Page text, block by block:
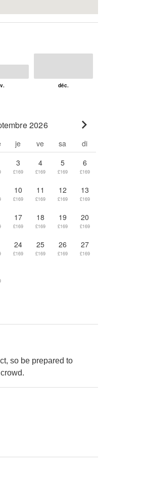
2026
je ve sa
di
3
£169
4
£169
5
£169
6
£169
10
£169
11
£169
12
£169
13
£169
17
£169
18
£169
19
£169
20
£169
24
£169
25
£169
26
£169
27
£169
so be prepared to